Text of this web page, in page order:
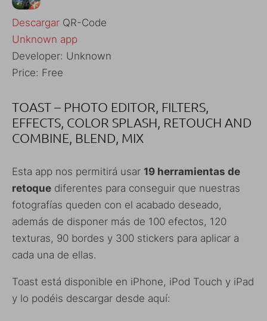
Descargar QR-Code
Unknown app
Developer: Unknown
Price: Free
TOAST – PHOTO EDITOR, FILTERS,
EFFECTS, COLOR SPLASH, RETOUCH AND
COMBINE, BLEND, MIX
Esta app nos permitirá usar 19 herramientas de
retoque diferentes para conseguir que nuestras
fotografías queden con el acabado deseado,
además de disponer más de 100 efectos, 120
texturas, 90 bordes y 300 stickers para aplicar a
cada una de ellas.
Toast está disponible en iPhone, iPod Touch y iPad
y lo podéis descargar desde aquí: